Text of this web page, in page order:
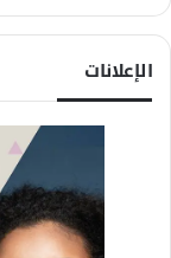
الإعلانات